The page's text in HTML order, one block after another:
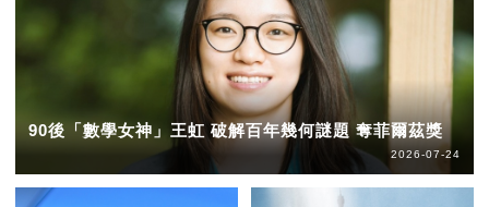
90後「數學女神」王虹 破解百年幾何謎題 奪菲爾茲獎
2026-07-24